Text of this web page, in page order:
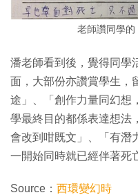
老師讚同學的
潘老師看到後，覺得同學
面，大部份亦讚賞學生
途」、「創作力量同幻想
學最終目的都係表達想法
會改到咁既文」、「有潛
一開始同時就已經伴著死
Source： 西環變幻時